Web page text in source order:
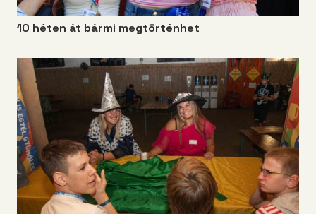
10 héten át bármi megtörténhet